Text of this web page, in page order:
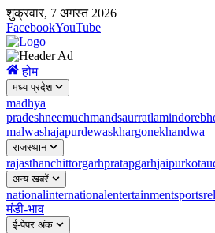
शुक्रवार, 7 अगस्त 2026
FacebookYouTube
होम
मध्य प्रदेश
madhya
pradeshneemuchmandsaurratlamindore
malwashajapurdewaskhargonekhandwa
राजस्थान
rajasthanchittorgarhpratapgarhjaipurkota
अन्य खबरें
nationalinternationalentertainmentsports
मंडी-भाव
ई-पेपर अंक